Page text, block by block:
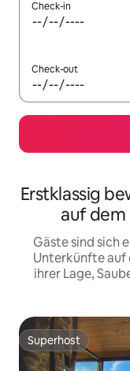
Check-in
Check-out
Erstklassig
auf dem
Gäste sind sich
Unterkünfte auf
ihrer Lage,
Superhost
Superhost